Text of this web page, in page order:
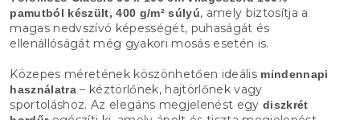
pamutból készült, 400 g/m² súlyú, amely biztosítja a
magas nedvszívó képességét, puhaságát és
ellenállóságát még gyakori mosás esetén is.
Közepes méretének köszönhetően ideális mindennapi
használatra– kéztörlőnek, hajtörlőnek vagy
sportoláshoz. Az elegáns megjelenést egy diszkrét